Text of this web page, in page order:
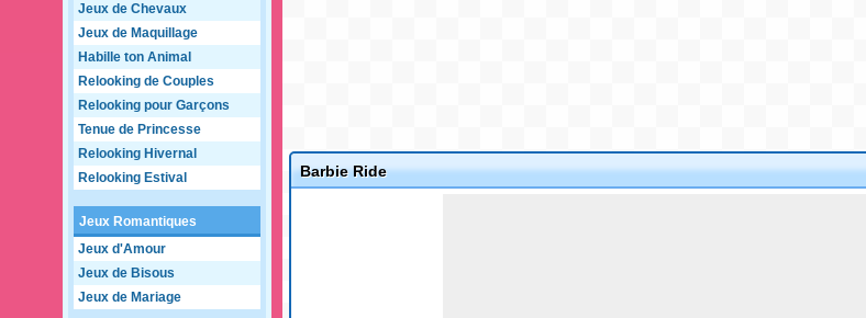
Jeux de Chevaux
Jeux de Maquillage
Habille ton Animal
Relooking de Couples
Relooking pour Garçons
Tenue de Princesse
Relooking Hivernal
Relooking Estival
Jeux Romantiques
Jeux d'Amour
Jeux de Bisous
Jeux de Mariage
Barbie Ride